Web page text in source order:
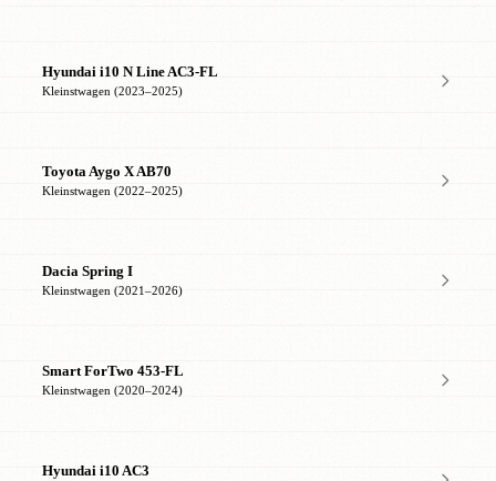
Hyundai i10 N Line AC3-FL
Kleinstwagen (2023–2025)
Toyota Aygo X AB70
Kleinstwagen (2022–2025)
Dacia Spring I
Kleinstwagen (2021–2026)
Smart ForTwo 453-FL
Kleinstwagen (2020–2024)
Hyundai i10 AC3